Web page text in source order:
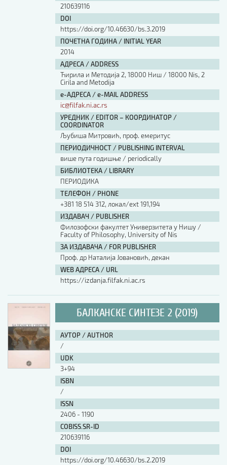
210639116
DOI
https://doi.org/10.46630/bs.3.2019
ПОЧЕТНА ГОДИНА / INITIAL YEAR
2014
АДРЕСА / ADDRESS
Ћирила и Методија 2, 18000 Ниш / 18000 Nis, 2
Cirila and Metodija
е-АДРЕСА / e-MAIL ADDRESS
ic@filfak.ni.ac.rs
УРЕДНИК / EDITOR – КООРДИНАТОР /
COORDINATOR
Љубиша Митровић, проф. емеритус
ПЕРИОДИЧНОСТ / PUBLISHING INTERVAL
више пута годишње / periodically
БИБЛИОТЕКА / LIBRARY
ПЕРИОДИКА
ТЕЛЕФОН / PHONE
+381 18 514 312, локал/ext 191,194
ИЗДАВАЧ / PUBLISHER
Филозофски факултет Универзитета у Нишу /
Faculty of Philosophy, University of Nis
ЗА ИЗДАВАЧА / FOR PUBLISHER
Проф. др Наталија Јовановић, декан
WEB АДРЕСА / URL
https://izdanja.filfak.ni.ac.rs
БАЛКАНСКЕ СИНТЕЗЕ 2 (2019)
АУТОР / AUTHOR
/
UDK
3+94
ISBN
/
ISSN
2406 - 1190
COBISS.SR-ID
210639116
DOI
https://doi.org/10.46630/bs.2.2019